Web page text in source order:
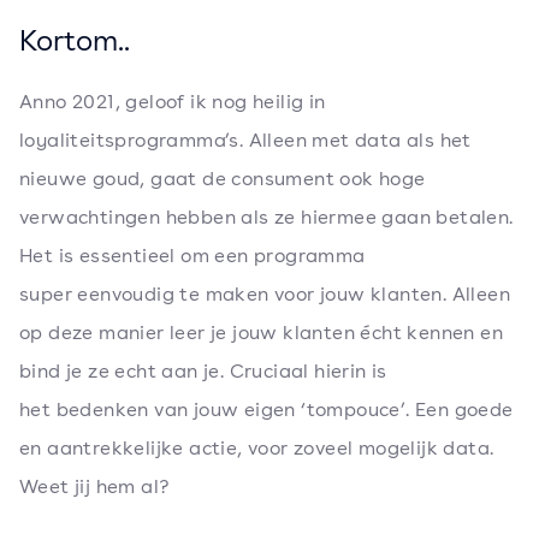
Kortom..
Anno 2021, geloof ik nog heilig in
loyaliteitsprogramma’s. Alleen met data als het
nieuwe goud, gaat de consument ook hoge
verwachtingen hebben als ze hiermee gaan betalen.
Het is essentieel om een programma
super eenvoudig te maken voor jouw klanten. Alleen
op deze manier leer je jouw klanten écht kennen en
bind je ze echt aan je. Cruciaal hierin is
het bedenken van jouw eigen ‘tompouce’. Een goede
en aantrekkelijke actie, voor zoveel mogelijk data.
Weet jij hem al?